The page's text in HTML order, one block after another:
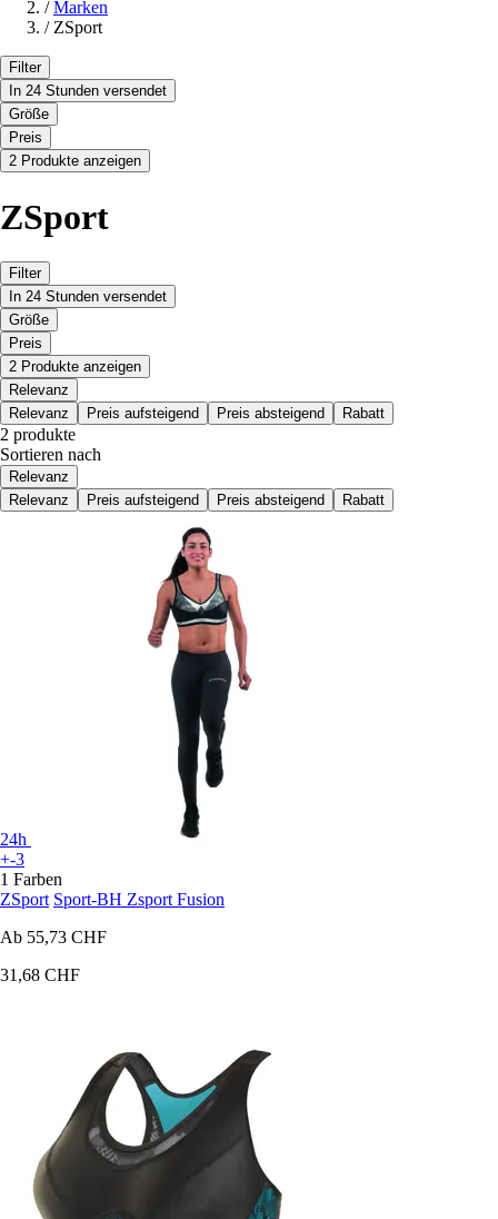
/ Marken
/ ZSport
Filter
In 24 Stunden versendet
Größe
Preis
2 Produkte anzeigen
ZSport
Filter
In 24 Stunden versendet
Größe
Preis
2 Produkte anzeigen
Relevanz
Relevanz
Preis aufsteigend Preis absteigend Rabatt
2 produkte
Sortieren nach
Relevanz
Relevanz
Preis aufsteigend Preis absteigend Rabatt
24h
+-3
1 Farben
ZSport Sport-BH Zsport Fusion
Ab 55,73 CHF
31,68 CHF